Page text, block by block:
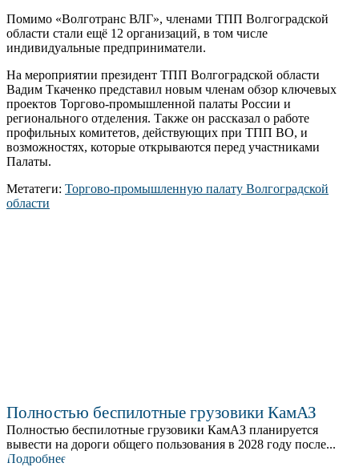
Помимо «Волготранс ВЛГ», членами ТПП Волгоградской
области стали ещё 12 организаций, в том числе
индивидуальные предприниматели.
На мероприятии президент ТПП Волгоградской области
Вадим Ткаченко представил новым членам обзор ключевых
проектов Торгово‑промышленной палаты России и
регионального отделения. Также он рассказал о работе
профильных комитетов, действующих при ТПП ВО, и
возможностях, которые открываются перед участниками
Палаты.
Метатеги: Торгово‑промышленную палату Волгоградской
области
Полностью беспилотные грузовики КамАЗ
Полностью беспилотные грузовики КамАЗ планируется
вывести на дороги общего пользования в 2028 году после...
Подробнее